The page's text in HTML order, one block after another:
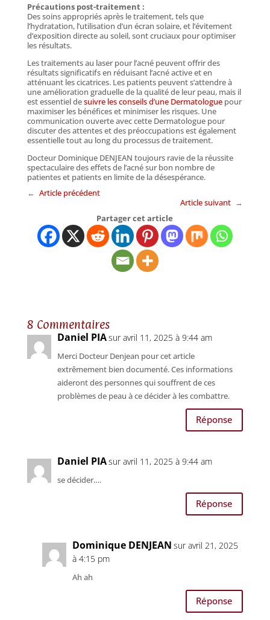
Précautions post-traitement :
Des soins appropriés après le traitement, tels que
l’hydratation, l’utilisation d’un écran solaire, et l’évitement
d’exposition directe au soleil, sont cruciaux pour optimiser
les résultats.
Les traitements au laser pour l’acné peuvent offrir des
résultats significatifs en réduisant l’acné active et en
atténuant les cicatrices. Les patients peuvent s’attendre à
une amélioration graduelle de la qualité de leur peau, mais il
est essentiel desuivre les conseils d’une Dermatologuepour
maximiser les bénéfices et minimiser les risques. Une
communication ouverte avec cette Dermatologue pour
discuter des attentes et des préoccupations est également
essentielle tout au long du processus de traitement.
Docteur Dominique DENJEAN toujours ravie de la réussite
spectaculaire des effets de l’acné sur bon nombre de
patientes et patients en limite de la désespérance.
← Article précédent
Article suivant →
Partager cet article
8 Commentaires
Daniel PIAsur avril 11, 2025 à 9:44 am
Merci Docteur Denjean pour cet article
extrêmement bien documenté. Ces informations
aideront des personnes qui souffrent de ces
problèmes de peau à ce décider à les combattre.
Réponse
Daniel PIAsur avril 11, 2025 à 9:44 am
se décider….
Réponse
Dominique DENJEAN sur avril 21, 2025
à 4:15 pm
Ah ah
Réponse